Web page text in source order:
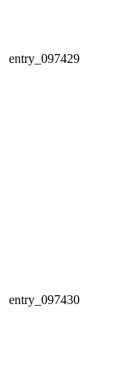
entry_097429
entry_097430